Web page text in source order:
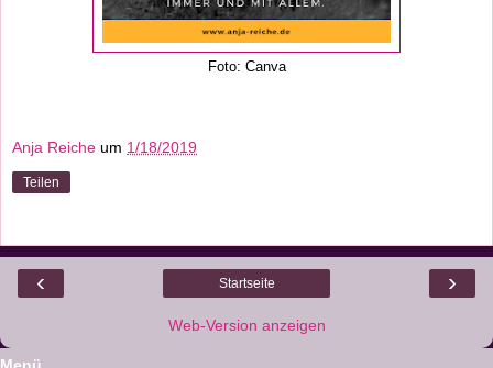
Foto: Canva
Anja Reiche um 1/18/2019
Teilen
‹ ›
Startseite
Web-Version anzeigen
Menü